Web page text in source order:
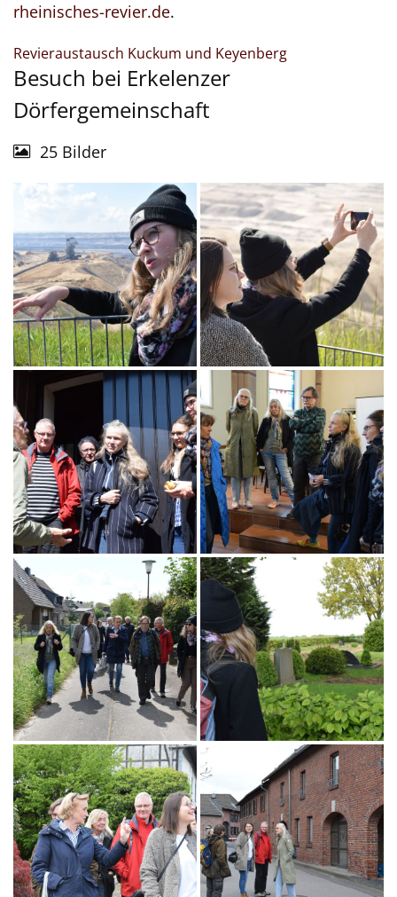
rheinisches-revier.de.
Revieraustausch Kuckum und Keyenberg:
Besuch bei Erkelenzer
Dörfergemeinschaft
25 Bilder